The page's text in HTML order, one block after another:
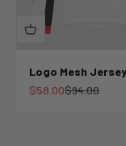
Logo Mesh
Angebot
$58.00Regulärer
$94.00